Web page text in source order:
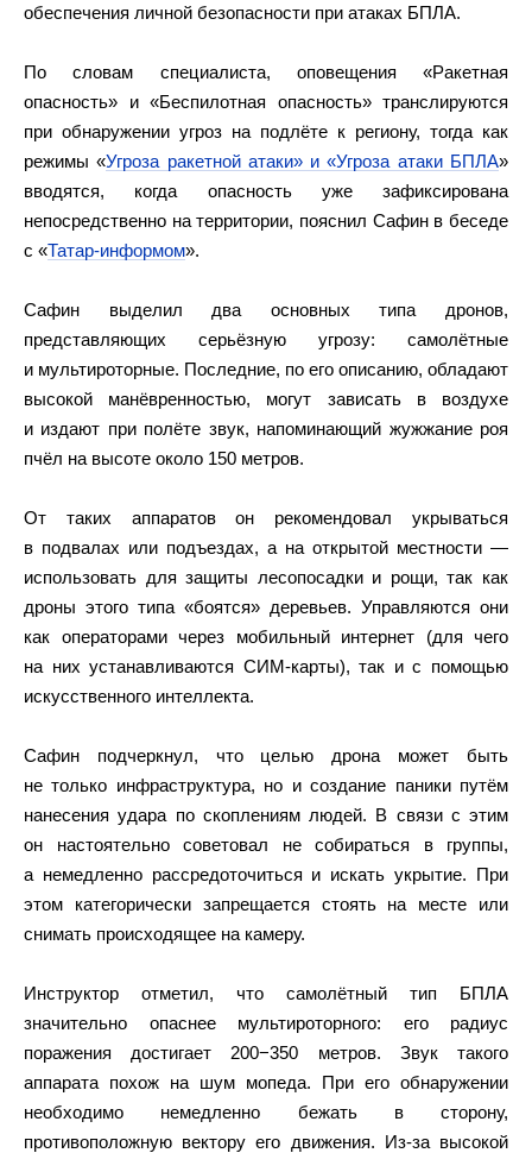
обеспечения личной безопасности при атаках БПЛА.
По словам специалиста, оповещения «Ракетная
опасность» и «Беспилотная опасность» транслируются
при обнаружении угроз на подлёте к региону, тогда как
режимы «Угроза ракетной атаки» и «Угроза атаки БПЛА»
вводятся, когда опасность уже зафиксирована
непосредственно на территории, пояснил Сафин в беседе
с «Татар-информом».
Сафин выделил два основных типа дронов,
представляющих серьёзную угрозу: самолётные
и мультироторные. Последние, по его описанию, обладают
высокой манёвренностью, могут зависать в воздухе
и издают при полёте звук, напоминающий жужжание роя
пчёл на высоте около 150 метров.
От таких аппаратов он рекомендовал укрываться
в подвалах или подъездах, а на открытой местности —
использовать для защиты лесопосадки и рощи, так как
дроны этого типа «боятся» деревьев. Управляются они
как операторами через мобильный интернет (для чего
на них устанавливаются СИМ-карты), так и с помощью
искусственного интеллекта.
Сафин подчеркнул, что целью дрона может быть
не только инфраструктура, но и создание паники путём
нанесения удара по скоплениям людей. В связи с этим
он настоятельно советовал не собираться в группы,
а немедленно рассредоточиться и искать укрытие. При
этом категорически запрещается стоять на месте или
снимать происходящее на камеру.
Инструктор отметил, что самолётный тип БПЛА
значительно опаснее мультироторного: его радиус
поражения достигает 200−350 метров. Звук такого
аппарата похож на шум мопеда. При его обнаружении
необходимо немедленно бежать в сторону,
противоположную вектору его движения. Из-за высокой